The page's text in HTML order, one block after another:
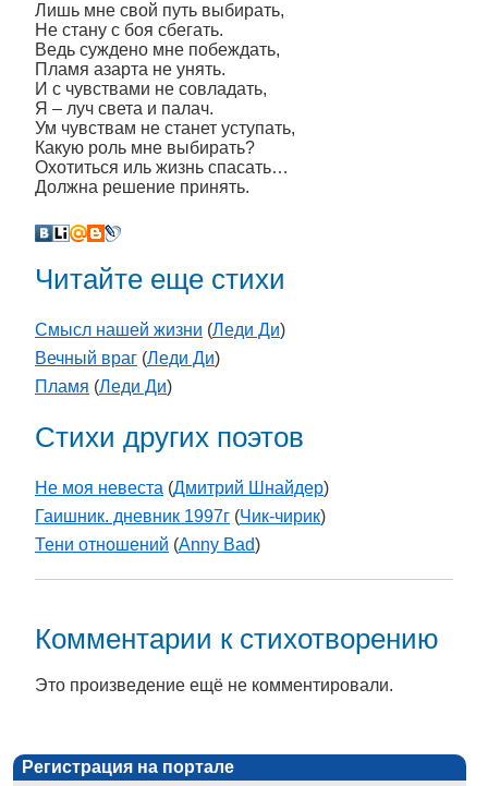
Лишь мне свой путь выбирать,
Не стану с боя сбегать.
Ведь суждено мне побеждать,
Пламя азарта не унять.
И с чувствами не совладать,
Я – луч света и палач.
Ум чувствам не станет уступать,
Какую роль мне выбирать?
Охотиться иль жизнь спасать…
Должна решение принять.
Читайте еще стихи
Смысл нашей жизни (Леди Ди)
Вечный враг (Леди Ди)
Пламя (Леди Ди)
Стихи других поэтов
Не моя невеста (Дмитрий Шнайдер)
Гаишник. дневник 1997г (Чик-чирик)
Тени отношений (Anny Bad)
Комментарии к стихотворению
Это произведение ещё не комментировали.
Регистрация на портале